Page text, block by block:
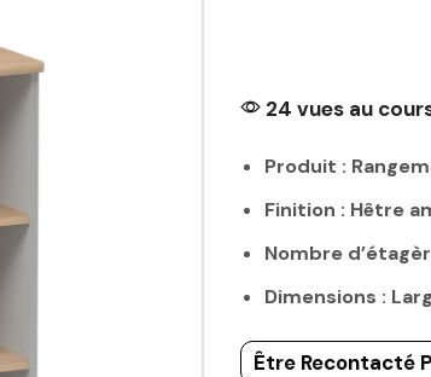
24 vues au
Produit :
Finition : Hêtre
Nombre
Dimensions :
Être Recontacté